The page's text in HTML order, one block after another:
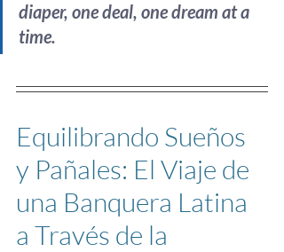
diaper, one deal, one dream at a
time.
Equilibrando Sueños
y Pañales: El Viaje de
una Banquera Latina
a Través de la